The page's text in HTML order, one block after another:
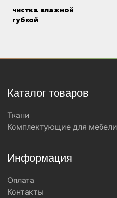
чистка влажной
губкой
Каталог товаров
Ткани
Комплектующие для мебели
Информация
Оплата
Контакты